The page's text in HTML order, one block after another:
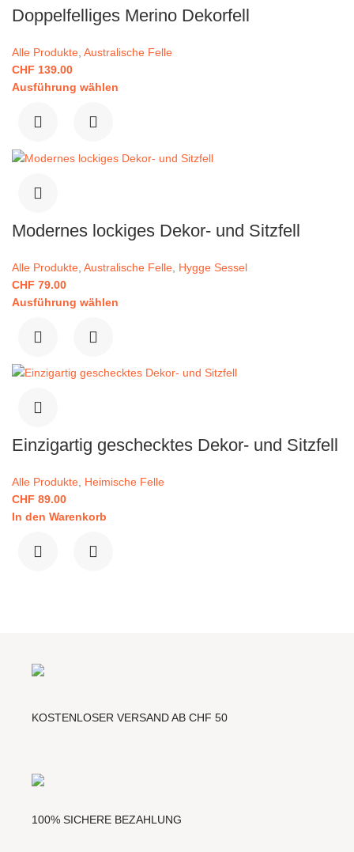
Doppelfelliges Merino Dekorfell
Alle Produkte, Australische Felle
CHF 139.00
Ausführung wählen
Modernes lockiges Dekor- und Sitzfell
Alle Produkte Australische Felle Hygge Sessel
CHF 79.00
Ausführung wählen
Einzigartig geschecktes Dekor- und Sitzfell
Alle Produkte Heimische Felle
CHF 89.00
In den Warenkorb
KOSTENLOSER VERSAND AB CHF 50
100% SICHERE BEZAHLUNG